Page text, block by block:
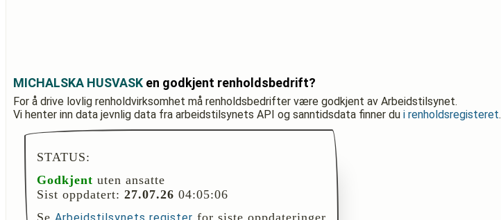
MICHALSKA HUSVASK en godkjent renholdsbedrift?
For å drive lovlig renholdvirksomhet må renholdsbedrifter være godkjent av Arbeidstilsynet.
Vi henter inn data jevnlig data fra arbeidstilsynets API og sanntidsdata finner du i renholdsregisteret.
STATUS:
Godkjent uten ansatte
Sist oppdatert: 27.07.26 04:05:06
Se
for siste oppdateringer